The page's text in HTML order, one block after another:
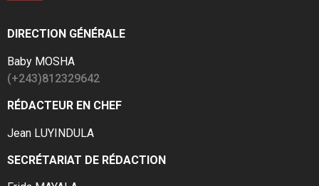
DIRECTION GÉNÉRALE
Baby MOSHA
(+243)812329642
RÉDACTEUR EN CHEF
Jean LUYINDULA
SECRÉTARIAT DE RÉDACTION